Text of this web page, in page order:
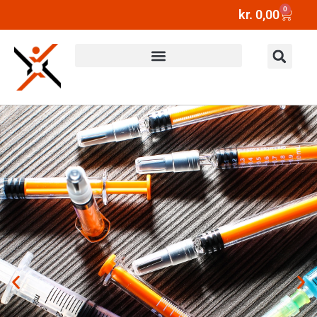
kr. 0,00 0